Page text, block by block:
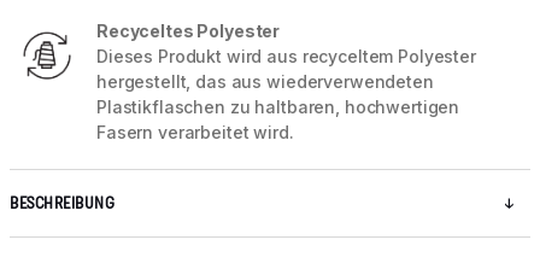
Recyceltes Polyester
Dieses Produkt wird aus recyceltem Polyester
hergestellt, das aus wiederverwendeten
Plastikflaschen zu haltbaren, hochwertigen
Fasern verarbeitet wird.
BESCHREIBUNG